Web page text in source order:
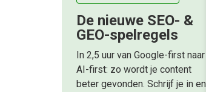
De nieuwe SEO- &
GEO-spelregels
In 2,5 uur van Google-first naar
AI-first: zo wordt je content
beter gevonden. Schrijf je in en